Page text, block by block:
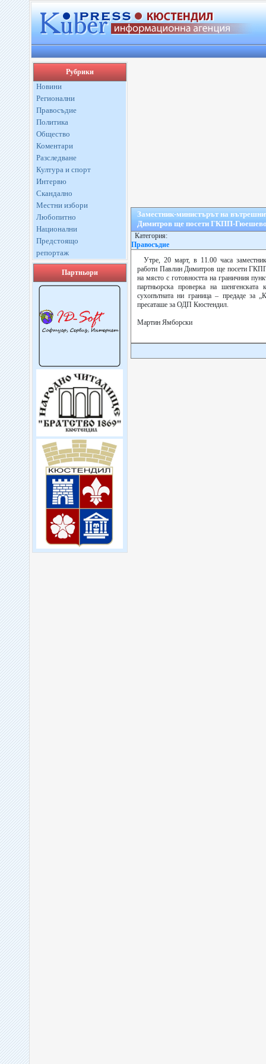
Рубрики
Новини
Регионални
Правосъдие
Политика
Общество
Коментари
Разследване
Култура и спорт
Интервю
Скандално
Местни избори
Любопитно
Национални
Предстоящо
репортаж
Партньори
Заместник-министърът на
Димитров ще посети ГКПП-
Категория:
Правосъдие
Утре, 20 март, в 11.00 часа
работи Павлин Димитров ще посети
на място с готовността на граничния
партньорска проверка на
сухопътната ни граница – предаде за
пресаташе за ОДП Кюстендил.
Мартин Ямборски